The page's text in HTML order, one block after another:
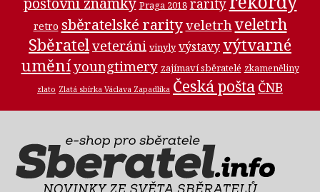
Praga 2018 rarity
retro sběratelské rarityveletrhveletrh
Sběratelveteráni vinyly výstavyvýtvarné
uměníyoungtimery zajímaví sběratelé zkameněliny
zlato Zlatá sbírka Václava Zapadlíka Česká pošta ČNB